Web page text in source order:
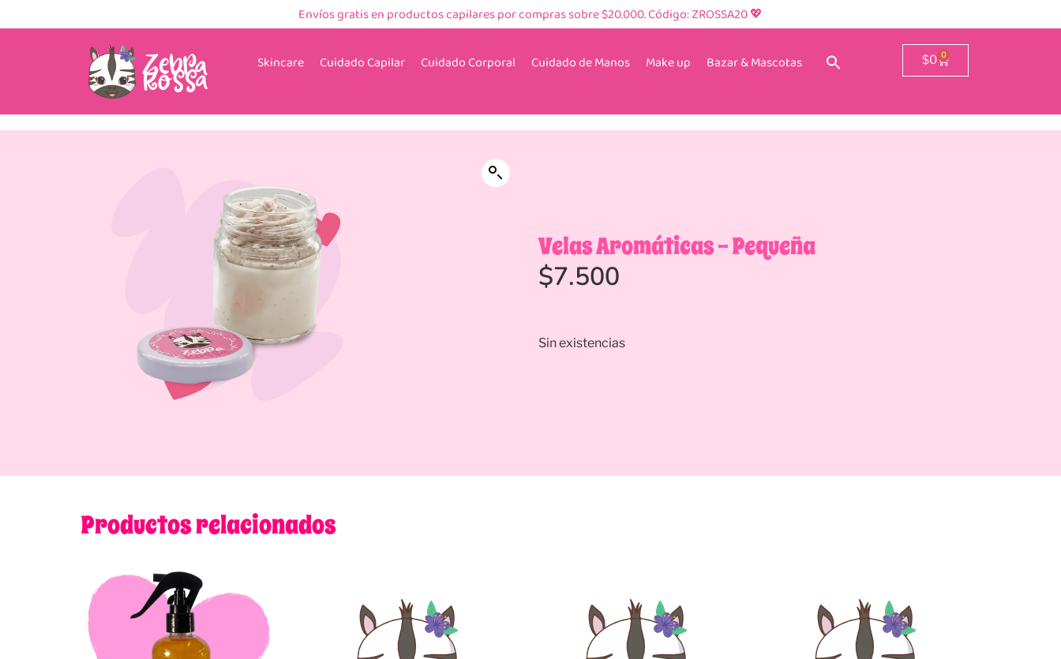
Envíos gratis en productos capilares por compras sobre $20.000. Código: ZROSSA20 💖
Skincare Cuidado Capilar Cuidado Corporal Cuidado de Manos Make up Bazar & Mascotas $0 0
Velas Aromáticas – Pequeña
$7.500
Sin existencias
Productos relacionados